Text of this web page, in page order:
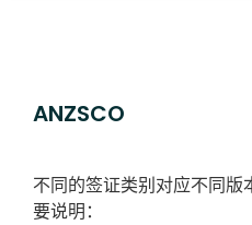
ANZSCO
不同的签证类别对应不同版
要说明：